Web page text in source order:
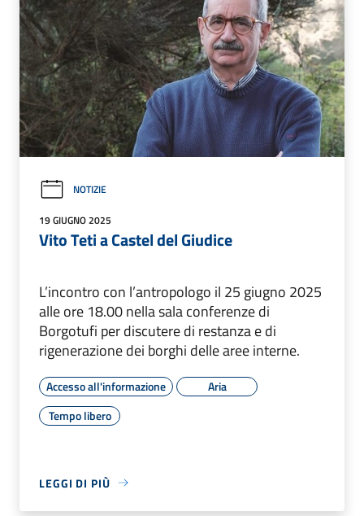
NOTIZIE
19 GIUGNO 2025
Vito Teti a Castel del Giudice
L’incontro con l’antropologo il 25 giugno 2025
alle ore 18.00 nella sala conferenze di
Borgotufi per discutere di restanza e di
rigenerazione dei borghi delle aree interne.
Accesso all'informazione
Aria
Tempo libero
LEGGI DI PIÙ